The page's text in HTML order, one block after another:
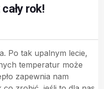
rok!
Po tak upalnym lecie,
temperatur może
zapewnia nam